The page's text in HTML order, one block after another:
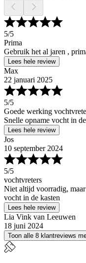
5/5
Prima
Gebruik het al jaren ,
Lees hele review
Max
22 januari 2025
5/5
Goede werking
Snelle opname vocht in
Lees hele review
Jos
10 september 2024
5/5
vochtvreters
Niet altijd voorradig,
vocht in de kasten
Lees hele review
Lia Vink van Leeuwen
18 juni 2024
Toon alle 8 klantreviews